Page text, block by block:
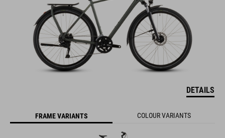
DETAILS
FRAME VARIANTS COLOUR VARIANTS